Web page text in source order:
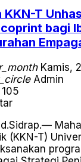
T
bagi
Kamis,
Admin
(KKN-T)